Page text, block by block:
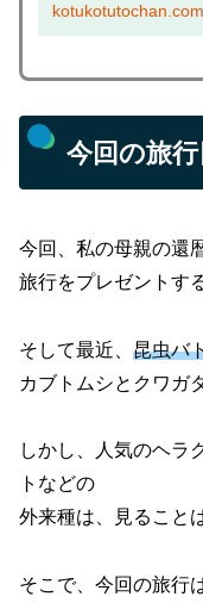
kotukotutochan.com
今回の旅
今回、私の母親の還
旅行をプレゼントす
そして最近、 昆虫バ
カブトムシとクワガ
しかし、人気のヘラ
トなどの
外来種は、見ること
そこで、今回の旅行